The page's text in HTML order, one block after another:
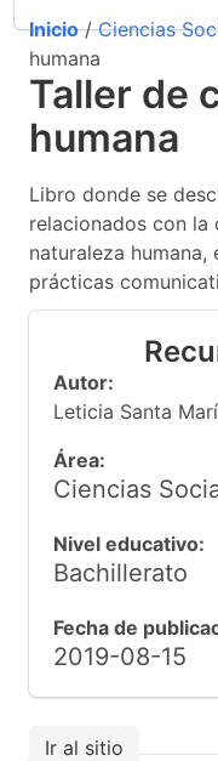
Inicio/Ciencias
humana
Taller de
humana
Libro donde se
relacionados con la
naturaleza
prácticas
Autor:
Leticia Santa
Área:
Ciencias
Nivel educativo:
Bachillerato
Fecha de
2019-08-15
Ir al sitio